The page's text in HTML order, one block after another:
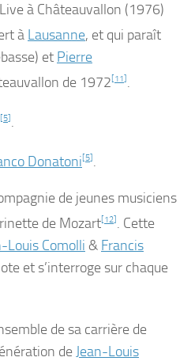
Live à Châteauvallon (1976)
à Lausanne, et qui paraît
et Pierre
de 1972[11] .
[5] .
Donatoni[5] .
de jeunes musiciens
de Mozart[12] . Cette
Louis Comolli & Francis
et s’interroge sur chaque
de sa carrière de
de Jean-Louis